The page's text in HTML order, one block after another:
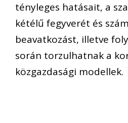
tényleges hatásait, a
kétélű fegyverét és
beavatkozást, illetve
során torzulhatnak a
közgazdasági modellek.